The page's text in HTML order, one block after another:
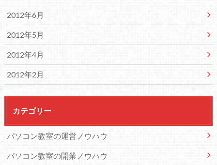
2012年6月
2012年5月
2012年4月
2012年2月
カテゴリー
パソコン教室の運営ノウハウ
パソコン教室の開業ノウハウ